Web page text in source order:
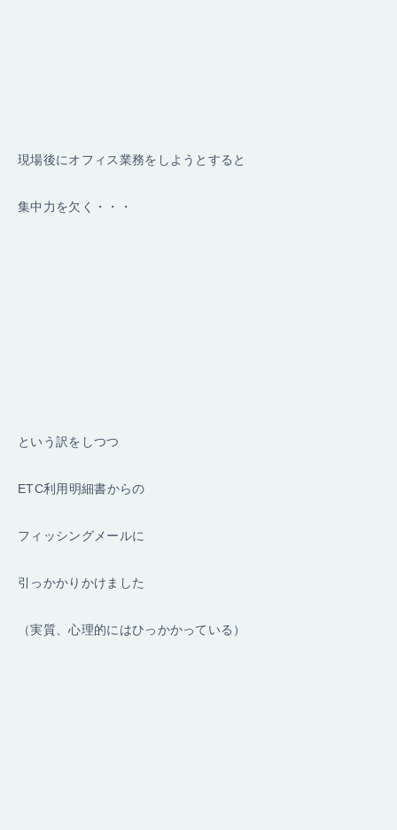
現場後にオフィス業務をしようとすると
集中力を欠く・・・
という訳をしつつ
ETC利用明細書からの
フィッシングメールに
引っかかりかけました
（実質、心理的にはひっかかっている）